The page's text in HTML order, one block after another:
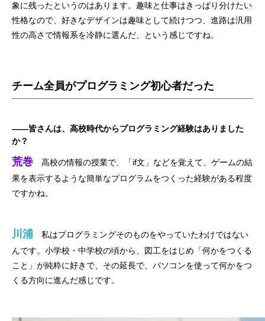
象に残ったというのはあります。趣味と仕事はきっぱり分けたい
性格なので、好きなデザインは趣味として続けつつ、進路は汎用
性の高さで情報系を冷静に選んだ、という感じですね。
チーム全員がプログラミング初心者だった
——皆さんは、高校時代からプログラミング経験はありました
か？
荒巻 高校の情報の授業で、「if文」などを覚えて、ゲームの結
果を表示するような簡単なプログラムをつくった経験がある程度
ですかね。
川浦 私はプログラミングそのものをやっていたわけではない
んです。小学校・中学校の頃から、図工をはじめ「何かをつくる
こと」が純粋に好きで、その延長で、パソコンを使って何かをつ
くる方向に進んだ感じです。